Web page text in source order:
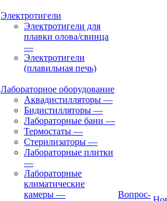
Электротигели
Электротигели для
плавки олова/свинца
—
Электротигели
(плавильная печь)
Лабораторное оборудование
Аквадистилляторы —
Бидистилляторы —
Лабораторные бани —
Термостаты —
Стерилизаторы —
Лабораторные плитки
—
Лабораторные
климатические
камеры —
Вопрос-